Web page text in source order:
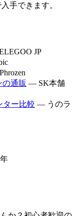
手できます。
JP
通販 — SK本舗
ター比較 — うのラ